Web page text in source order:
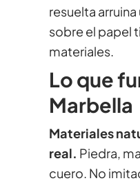
resuelta
sobre el papel
materiales.
Lo que
Marbella
Materiales
real. Piedra,
cuero. No